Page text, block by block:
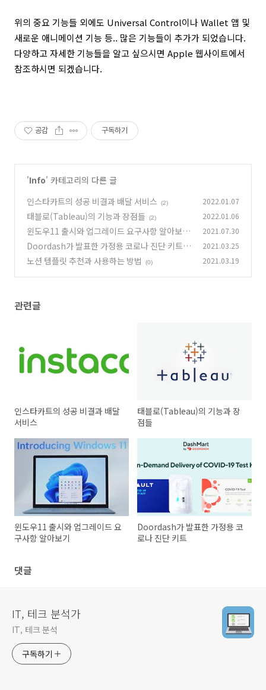
위의 중요 기능들 외에도 Universal Control이나 Wallet 앱 및
새로운 애니메이션 기능 등.. 많은 기능들이 추가가 되었습니다.
다양하고 자세한 기능들을 알고 싶으시면 Apple 웹사이트에서
참조하시면 되겠습니다.
공감 구독하기
'Info' 카테고리의 다른 글
인스타카트의 성공 비결과 배달 서비스
(2) 2022.01.07
태블로(Tableau)의 기능과 장점들 (2) 2022.01.06
윈도우11 출시와 업그레이드 요구사항 알아보기
(0)
2021.07.30
Doordash가 발표한 가정용 코로나 진단 키트
(0)
2021.03.25
노션 템플릿 추천과 사용하는 방법 (0) 2021.03.19
관련글
인스타카트의 성공 비결과 배달
서비스
태블로(Tableau)의 기능과 장
점들
윈도우11 출시와 업그레이드 요
구사항 알아보기
Doordash가 발표한 가정용 코
로나 진단 키트
댓글
IT, 테크 분석가
IT, 테크 분석
구독하기